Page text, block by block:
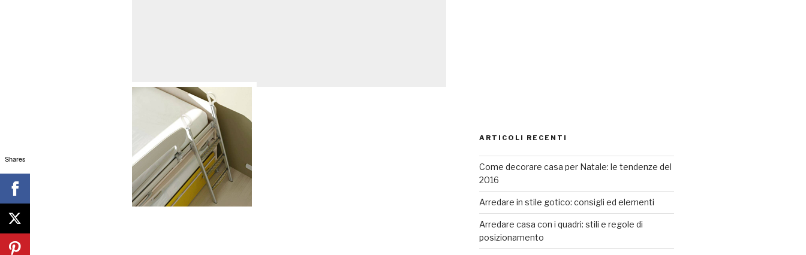
ARTICOLI RECENTI
Come decorare casa per Natale: le tendenze del
2016
Arredare in stile gotico: consigli ed elementi
Arredare casa con i quadri: stili e regole di
posizionamento
Shares